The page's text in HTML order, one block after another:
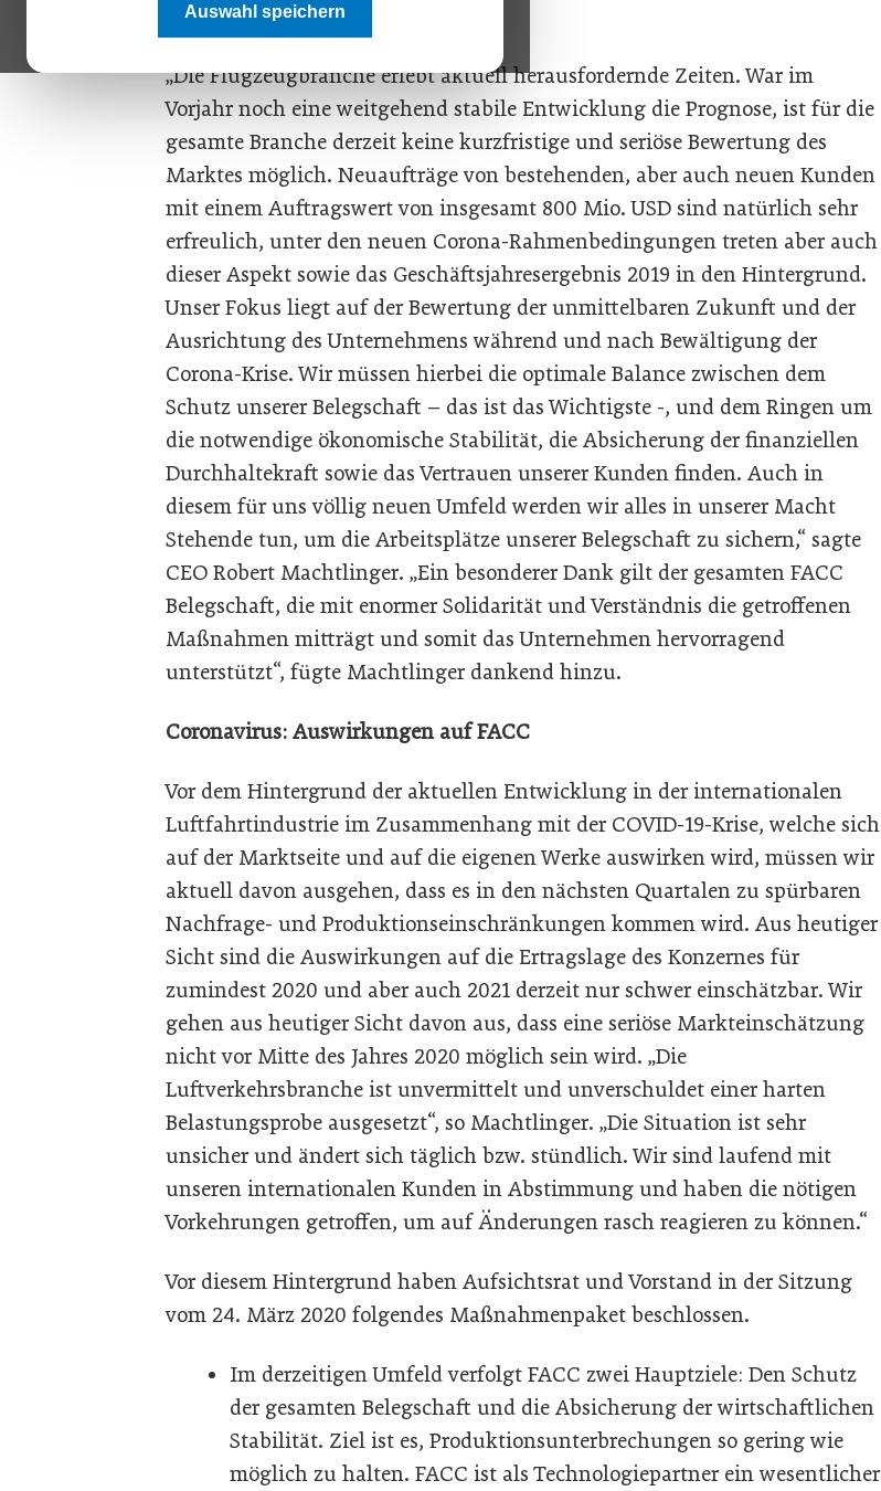
Auswahl speichern
Maßnahmenpaket.
„Die Flugzeugbranche erlebt aktuell herausfordernde Zeiten. War im
Vorjahr noch eine weitgehend stabile Entwicklung die Prognose, ist für die
gesamte Branche derzeit keine kurzfristige und seriöse Bewertung des
Marktes möglich. Neuaufträge von bestehenden, aber auch neuen Kunden
mit einem Auftragswert von insgesamt 800 Mio. USD sind natürlich sehr
erfreulich, unter den neuen Corona-Rahmenbedingungen treten aber auch
dieser Aspekt sowie das Geschäftsjahresergebnis 2019 in den Hintergrund.
Unser Fokus liegt auf der Bewertung der unmittelbaren Zukunft und der
Ausrichtung des Unternehmens während und nach Bewältigung der
Corona-Krise. Wir müssen hierbei die optimale Balance zwischen dem
Schutz unserer Belegschaft – das ist das Wichtigste -, und dem Ringen um
die notwendige ökonomische Stabilität, die Absicherung der finanziellen
Durchhaltekraft sowie das Vertrauen unserer Kunden finden. Auch in
diesem für uns völlig neuen Umfeld werden wir alles in unserer Macht
Stehende tun, um die Arbeitsplätze unserer Belegschaft zu sichern,“ sagte
CEO Robert Machtlinger. „Ein besonderer Dank gilt der gesamten FACC
Belegschaft, die mit enormer Solidarität und Verständnis die getroffenen
Maßnahmen mitträgt und somit das Unternehmen hervorragend
unterstützt“, fügte Machtlinger dankend hinzu.
Coronavirus: Auswirkungen auf FACC
Vor dem Hintergrund der aktuellen Entwicklung in der internationalen
Luftfahrtindustrie im Zusammenhang mit der COVID-19-Krise, welche sich
auf der Marktseite und auf die eigenen Werke auswirken wird, müssen wir
aktuell davon ausgehen, dass es in den nächsten Quartalen zu spürbaren
Nachfrage- und Produktionseinschränkungen kommen wird. Aus heutiger
Sicht sind die Auswirkungen auf die Ertragslage des Konzernes für
zumindest 2020 und aber auch 2021 derzeit nur schwer einschätzbar. Wir
gehen aus heutiger Sicht davon aus, dass eine seriöse Markteinschätzung
nicht vor Mitte des Jahres 2020 möglich sein wird. „Die
Luftverkehrsbranche ist unvermittelt und unverschuldet einer harten
Belastungsprobe ausgesetzt“, so Machtlinger. „Die Situation ist sehr
unsicher und ändert sich täglich bzw. stündlich. Wir sind laufend mit
unseren internationalen Kunden in Abstimmung und haben die nötigen
Vorkehrungen getroffen, um auf Änderungen rasch reagieren zu können.“
Vor diesem Hintergrund haben Aufsichtsrat und Vorstand in der Sitzung
vom 24. März 2020 folgendes Maßnahmenpaket beschlossen.
Im derzeitigen Umfeld verfolgt FACC zwei Hauptziele: Den Schutz
der gesamten Belegschaft und die Absicherung der wirtschaftlichen
Stabilität. Ziel ist es, Produktionsunterbrechungen so gering wie
möglich zu halten. FACC ist als Technologiepartner ein wesentlicher